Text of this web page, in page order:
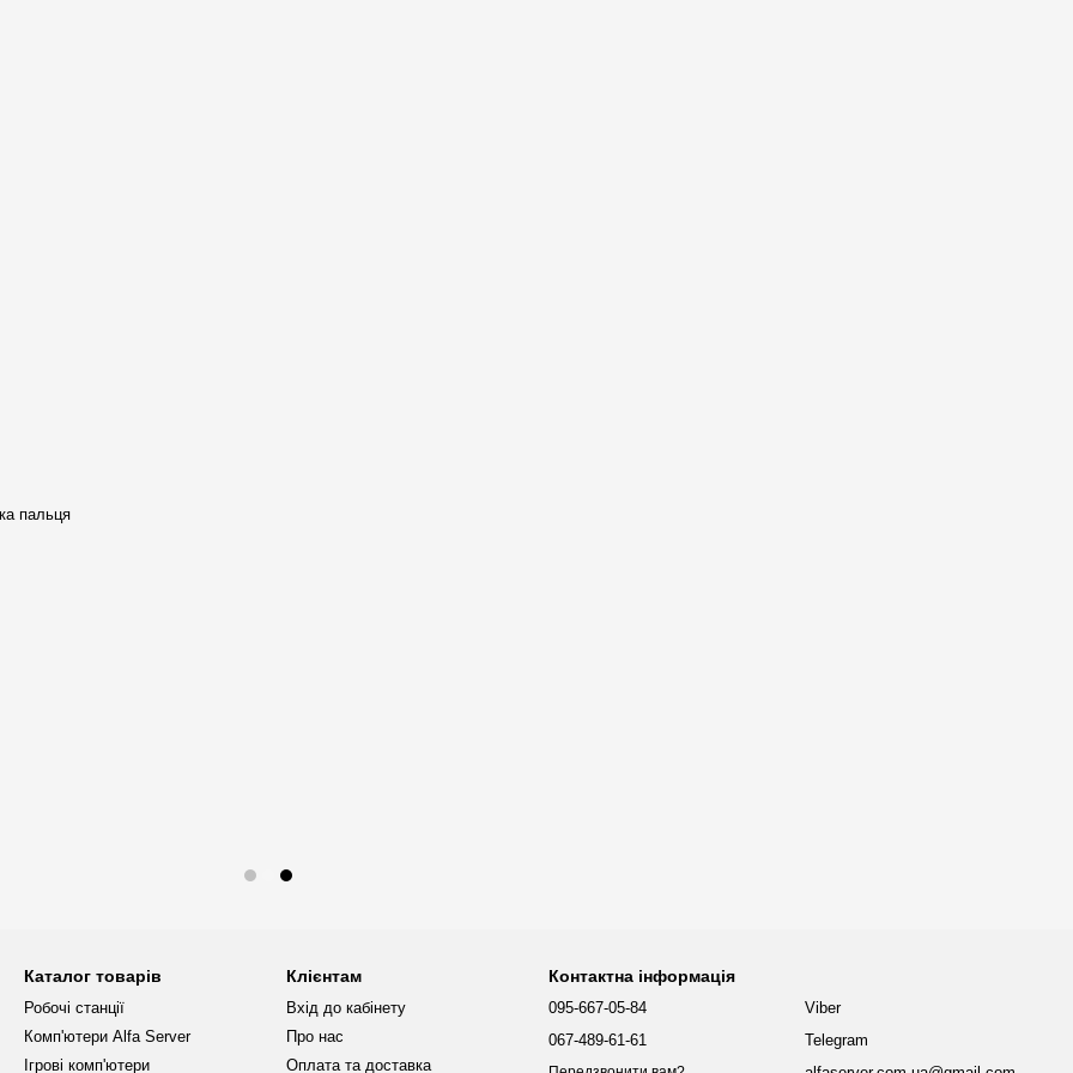
штучного інтелекту
пальця
Каталог товарів
Робочі станції
Комп'ютери Alfa Server
Ігрові комп'ютери
Клієнтам
Вхід до кабінету
Про нас
Оплата та доставка
Контактна інформація
095-667-05-84
067-489-61-61
Viber
Telegram